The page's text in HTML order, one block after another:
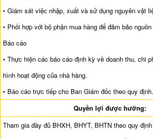
• Giám sát việc nhập, xuất và sử dụng nguyên vật
• Phối hợp với bộ phận mua hàng để đảm bảo
Báo cáo
• Thực hiện các báo cáo định kỳ về doanh thu, chi
hình hoạt động của nhà hàng.
• Báo cáo trực tiếp cho Ban Giám đốc theo quy định.
Quyền lợi được hưởng:
Tham gia đầy đủ BHXH, BHYT, BHTN theo quy